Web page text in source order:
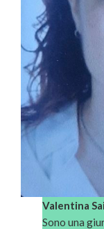
Valentina
Sono una